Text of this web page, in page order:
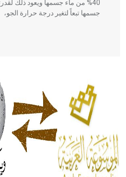
40% من ماء جسمها ويعود ذلك
جسمها تبعاً لتغير درجة حرارة الجو،
الحكم، الأدلة، تنظيم التغذية،
له الفضل بأنه حرر الطب من الدين
- هل تعلم أن المرجان إفراز
من مادة كربونات الكلسيوم، وهو
أجود أنواعه، ويمتاز بكبر الحجم